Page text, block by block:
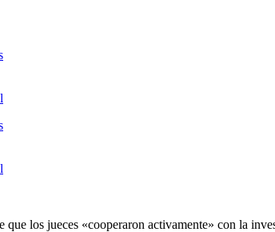
que los jueces «cooperaron activamente» con la